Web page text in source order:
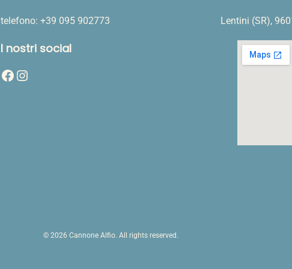
telefono: +39 095 902773
I nostri social
Facebook Instagram
Lentini (SR),
© 2026 Cannone Alfio. All rights reserved.